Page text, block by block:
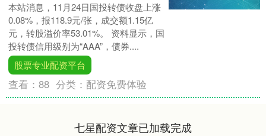
本站消息，11月24日国投转债收盘上涨
0.08%，报118.9元/张，成交额1.15亿
元，转股溢价率53.01%。 资料显示，国
投转债信用级别为“AAA”，债券....
股票专业配资平台
查看：88 分类： 配资免费体验
七星配资文章已加载完成